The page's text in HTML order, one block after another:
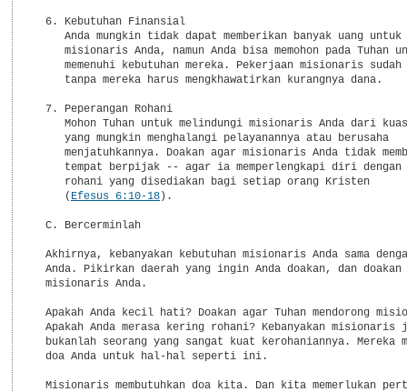
  6. Kebutuhan Finansial
Anda mungkin tidak dapat memberikan banyak uang untuk
misionaris Anda, namun Anda bisa memohon pada Tuhan
memenuhi kebutuhan mereka. Pekerjaan misionaris sudah
     tanpa mereka harus mengkhawatirkan kurangnya dana.
  7. Peperangan Rohani
Mohon Tuhan untuk melindungi misionaris Anda dari
     yang mungkin menghalangi pelayanannya atau berusaha
menjatuhkannya. Doakan agar misionaris Anda tidak
tempat berpijak -- agar ia memperlengkapi diri dengan
     rohani yang disediakan bagi setiap orang Kristen
     (
Efesus 6:10-18).
  C. Bercerminlah
Akhirnya, kebanyakan kebutuhan misionaris Anda sama
Anda. Pikirkan daerah yang ingin Anda doakan, dan doakan
  misionaris Anda.
Apakah Anda kecil hati? Doakan agar Tuhan mendorong
Apakah Anda merasa kering rohani? Kebanyakan misionaris
bukanlah seorang yang sangat kuat kerohaniannya. Mereka
  doa Anda untuk hal-hal seperti ini.
Misionaris membutuhkan doa kita. Dan kita memerlukan